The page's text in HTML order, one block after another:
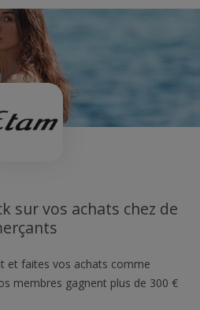
sur vos achats chez de
et faites vos achats comme
membres gagnent plus de 300 €